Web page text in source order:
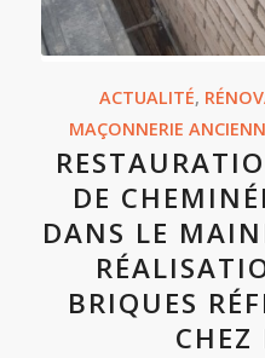
ACTUALITÉ,
MAÇONNERIE
DE
DANS LE
BRIQUES
CHEZ